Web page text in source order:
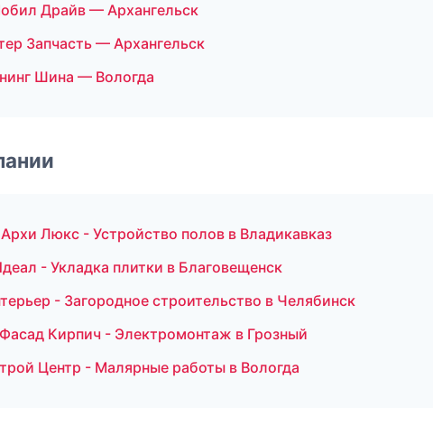
Драйв — Архангельск
Запчасть — Архангельск
Шина — Вологда
Люкс - Устройство полов в Владикавказ
- Укладка плитки в Благовещенск
- Загородное строительство в Челябинск
Кирпич - Электромонтаж в Грозный
Центр - Малярные работы в Вологда